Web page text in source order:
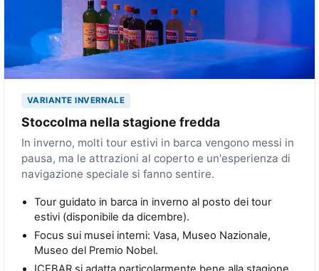
VARIANTE INVERNALE
Stoccolma nella stagione fredda
In inverno, molti tour estivi in barca vengono messi in
pausa, ma le attrazioni al coperto e un'esperienza di
navigazione speciale si fanno sentire.
Tour guidato in barca in inverno al posto dei tour
estivi (disponibile da dicembre).
Focus sui musei interni: Vasa, Museo Nazionale,
Museo del Premio Nobel.